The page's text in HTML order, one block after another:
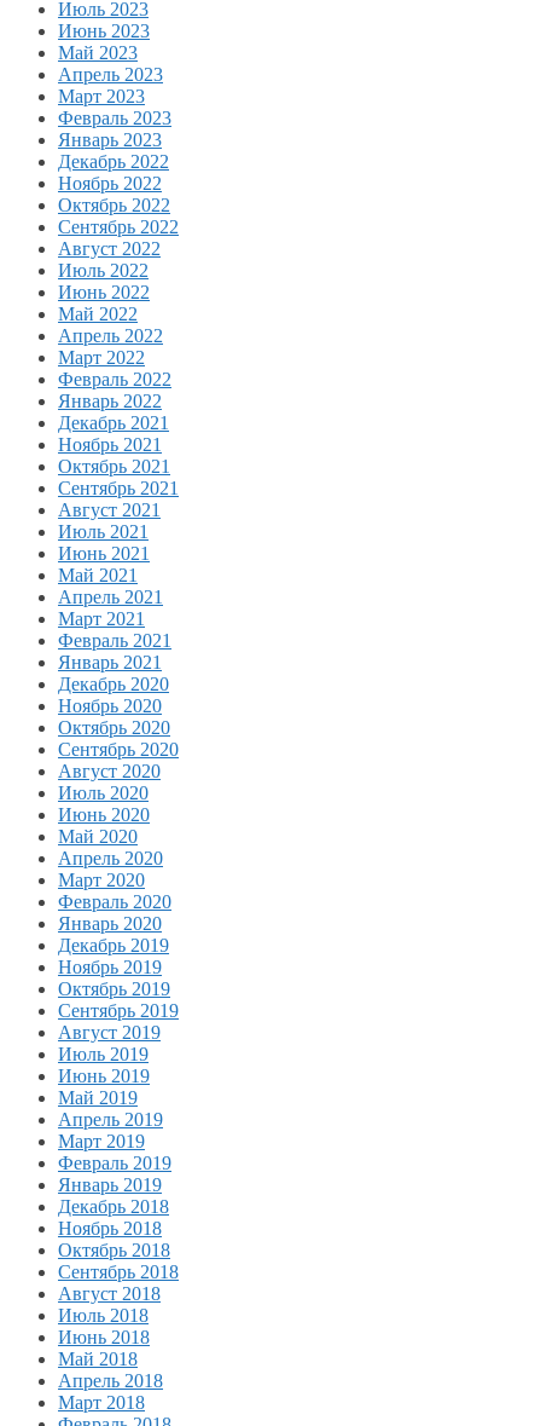
Июль 2023
Июнь 2023
Май 2023
Апрель 2023
Март 2023
Февраль 2023
Январь 2023
Декабрь 2022
Ноябрь 2022
Октябрь 2022
Сентябрь 2022
Август 2022
Июль 2022
Июнь 2022
Май 2022
Апрель 2022
Март 2022
Февраль 2022
Январь 2022
Декабрь 2021
Ноябрь 2021
Октябрь 2021
Сентябрь 2021
Август 2021
Июль 2021
Июнь 2021
Май 2021
Апрель 2021
Март 2021
Февраль 2021
Январь 2021
Декабрь 2020
Ноябрь 2020
Октябрь 2020
Сентябрь 2020
Август 2020
Июль 2020
Июнь 2020
Май 2020
Апрель 2020
Март 2020
Февраль 2020
Январь 2020
Декабрь 2019
Ноябрь 2019
Октябрь 2019
Сентябрь 2019
Август 2019
Июль 2019
Июнь 2019
Май 2019
Апрель 2019
Март 2019
Февраль 2019
Январь 2019
Декабрь 2018
Ноябрь 2018
Октябрь 2018
Сентябрь 2018
Август 2018
Июль 2018
Июнь 2018
Май 2018
Апрель 2018
Март 2018